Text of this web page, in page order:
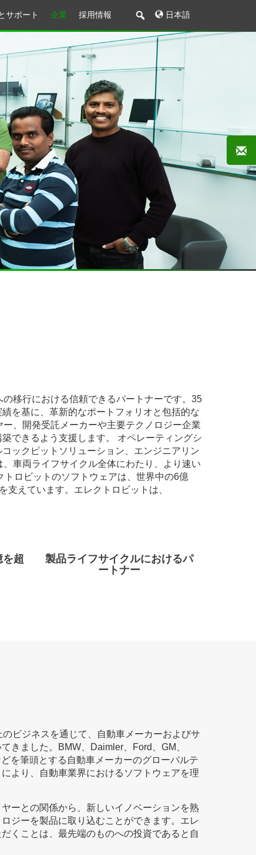
サポート 企業 採用情報 日本語
移行における信頼できるパートナーです。35
を基に、革新的なポートフォリオと包括的な
、開発受託メーカーや主要テクノロジー企業
できるよう支援します。 オペレーティングシ
ックピットソリューション、エンジニアリン
車両ライフサイクル全体にわたり、より速い
ロビットのソフトウェアは、世界中の6億
えています。エレクトロビットは、
を超
製品ライフサイクルにおけるパ
ートナー
ビジネスを通じて、自動車メーカーおよびサ
きました。BMW、Daimler、Ford、GM、
を筆頭とする自動車メーカーのグローバルテ
より、自動車業界におけるソフトウェアを理
ーとの関係から、新しいイノベーションを熟
ジーを製品に取り込むことができます。エレ
くことは、最先端のものへの投資であると自